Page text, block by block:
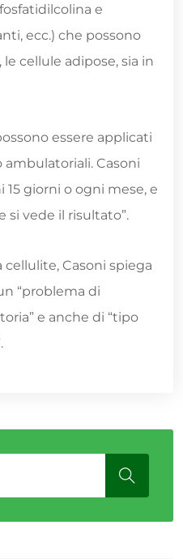
e
ecc.) che possono
cellule adipose, sia in
essere applicati
ambulatoriali. Casoni
giorni o ogni mese, e
si vede il risultato”.
cellulite, Casoni spiega
“problema di
e anche di “tipo